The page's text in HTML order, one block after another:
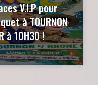
V.I.P pour
à TOURNON
à 10H30 !